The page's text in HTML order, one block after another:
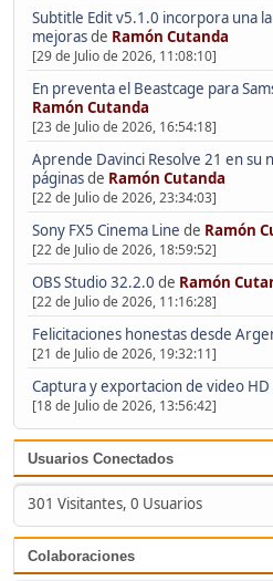
Subtitle Edit v5.1.0 incorpora una
mejorasde Ramón Cutanda
[29 de Julio de 2026, 11:08:10]
En preventa el Beastcage para
Ramón Cutanda
[23 de Julio de 2026, 16:54:18]
Aprende Davinci Resolve 21 en su
páginasde Ramón Cutanda
[22 de Julio de 2026, 23:34:03]
Sony FX5 Cinema Line de Ramón
[22 de Julio de 2026, 18:59:52]
OBS Studio 32.2.0 de Ramón
[22 de Julio de 2026, 11:16:28]
Felicitaciones honestas desde
[21 de Julio de 2026, 19:32:11]
Captura y exportacion de video HD
[18 de Julio de 2026, 13:56:42]
Usuarios Conectados
301 Visitantes, 0 Usuarios
Colaboraciones